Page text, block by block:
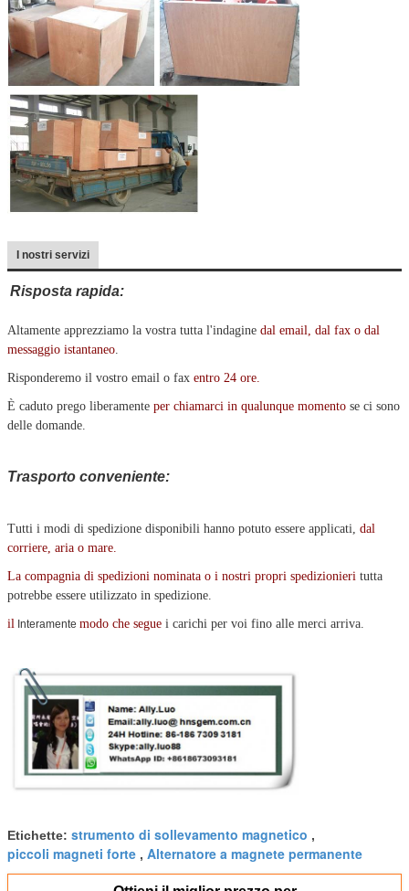
I nostri servizi
Risposta rapida:
Altamente apprezziamo la vostra tutta l'indagine dal email, dal fax o dal
messaggio istantaneo.
Risponderemo il vostro email o fax entro 24 ore.
È caduto prego liberamente per chiamarci in qualunque momento se ci sono
delle domande.
Trasporto conveniente:
Tutti i modi di spedizione disponibili hanno potuto essere applicati, dal
corriere, aria o mare.
La compagnia di spedizioni nominata o i nostri propri spedizionieri tutta
potrebbe essere utilizzato in spedizione.
il Interamente modo che segue i carichi per voi fino alle merci arriva.
Etichette: strumento di sollevamento magnetico ,
piccoli magneti forte , Alternatore a magnete permanente